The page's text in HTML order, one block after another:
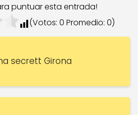
puntuar esta entrada!
(Votos: 0 Promedio: 0)
secrett Girona